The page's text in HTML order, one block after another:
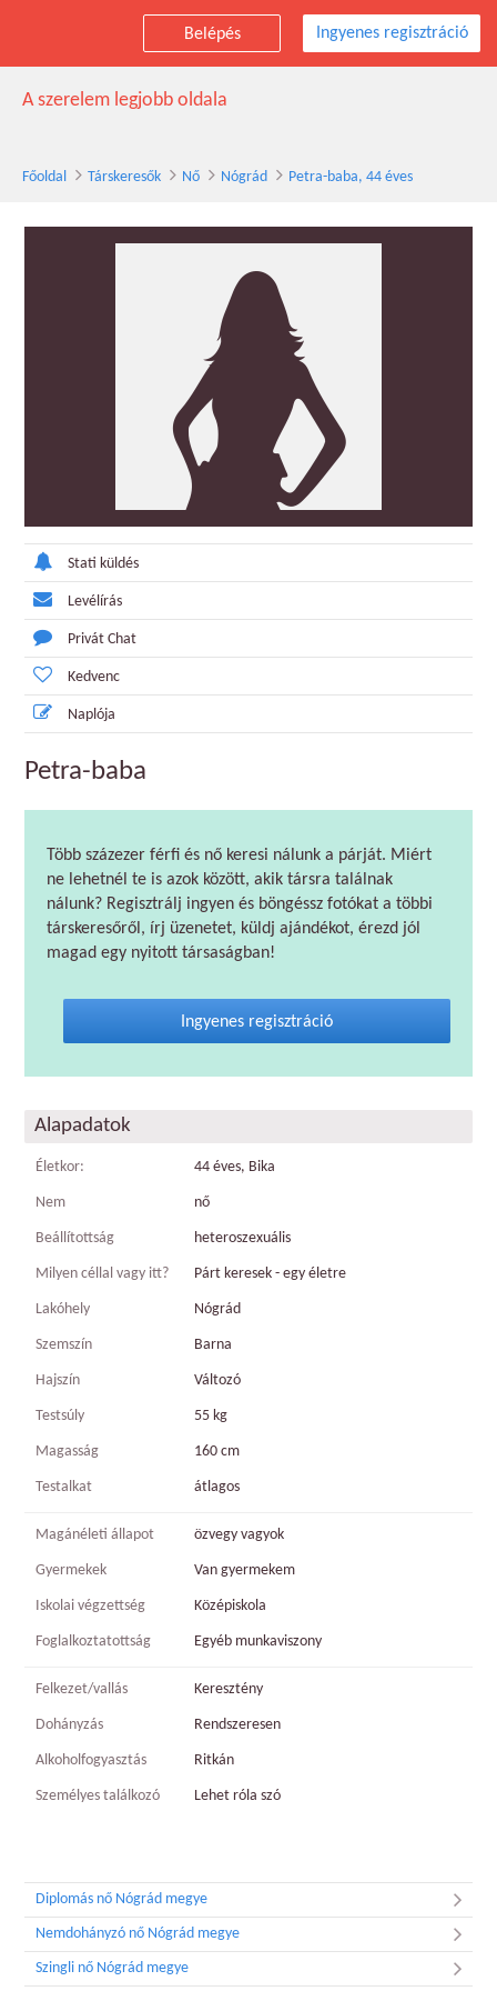
Belépés Ingyenes regisztráció
Petra-baba társkereső nő, 44 éves, Nógrád
A szerelem legjobb oldala
Főoldal Társkeresők Nő Nógrád Petra-baba, 44 éves
Stati küldés
Levélírás
Privát Chat
Kedvenc
Naplója
Petra-baba
Több százezer férfi és nő keresi nálunk a párját. Miért
ne lehetnél te is azok között, akik társra találnak
nálunk? Regisztrálj ingyen és böngéssz fotókat a többi
társkeresőről, írj üzenetet, küldj ajándékot, érezd jól
magad egy nyitott társaságban!
Ingyenes regisztráció
Alapadatok
Életkor: 44 éves, Bika
Nem nő
Beállítottság heteroszexuális
Milyen céllal vagy itt? Párt keresek - egy életre
Lakóhely Nógrád
Szemszín Barna
Hajszín Változó
Testsúly 55 kg
Magasság 160 cm
Testalkat átlagos
Magánéleti állapot özvegy vagyok
Gyermekek Van gyermekem
Iskolai végzettség Középiskola
Foglalkoztatottság Egyéb munkaviszony
Felkezet/vallás Keresztény
Dohányzás Rendszeresen
Alkoholfogyasztás Ritkán
Személyes találkozó Lehet róla szó
Diplomás nő Nógrád megye
Nemdohányzó nő Nógrád megye
Szingli nő Nógrád megye